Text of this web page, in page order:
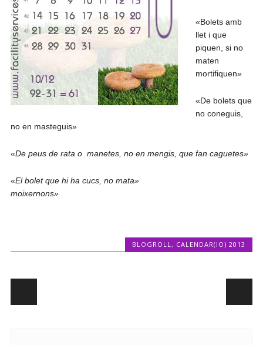
«Bolets amb
llet i que
piquen, si no
maten
mortifiquen»
«De bolets que
no coneguis,
no en masteguis»
«De peus de rata o manetes, no en mengis, que fan caguetes»
«El bolet que hi ha cucs, no mata»
moixernons»
BLOGROLL, CALENDAR(IO) 2013